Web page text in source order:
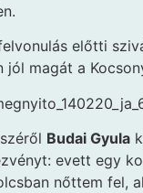
előtti
jól magát a
Budai Gyula
evett egy
nőttem fel,